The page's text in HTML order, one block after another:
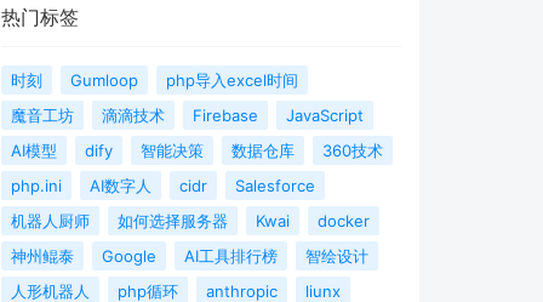
热门标签
时刻 Gumloop
php导入excel时间
魔音工坊
滴滴技术 Firebase
JavaScript
AI模型
dify 智能决策 数据仓库
360技术
php.ini
AI数字人 cidr
Salesforce
机器人厨师
如何选择服务器 Kwai
docker
神州鲲泰
Google AI工具排行榜
智绘设计
人形机器人
php循环 anthropic
liunx